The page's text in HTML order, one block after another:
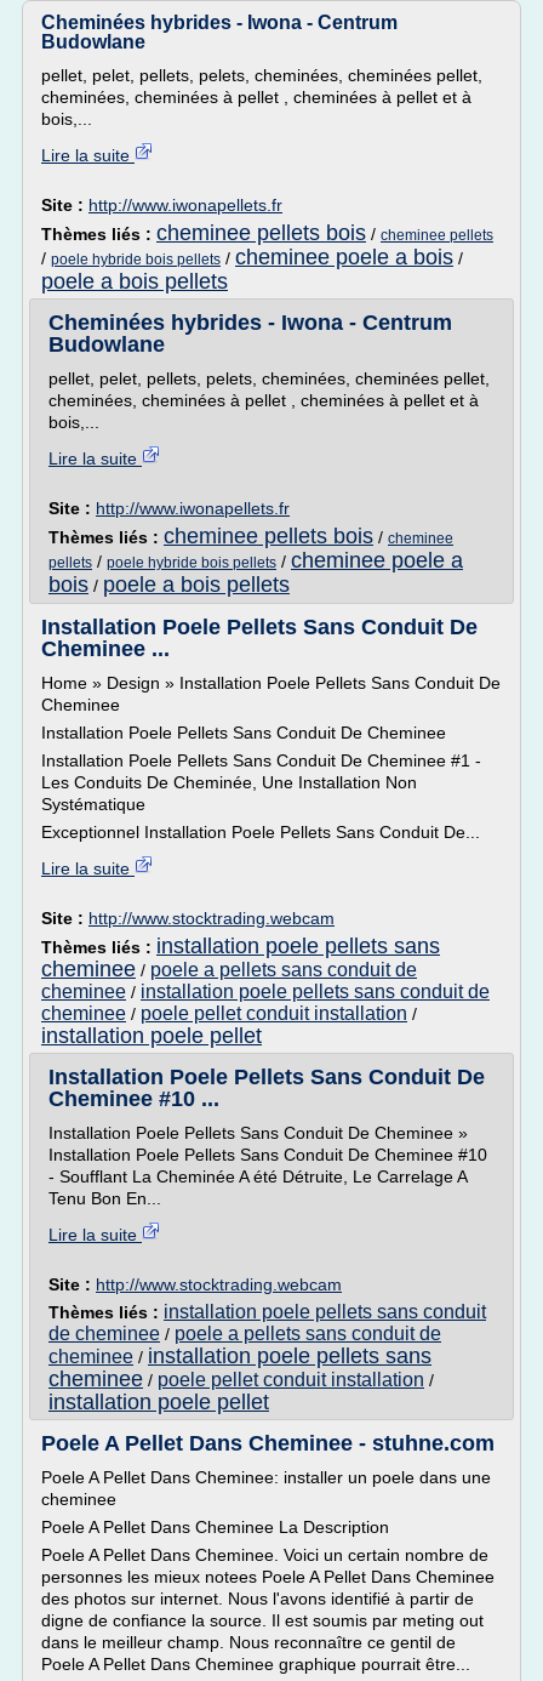
Cheminées hybrides - Iwona - Centrum
Budowlane
pellet, pelet, pellets, pelets, cheminées, cheminées pellet,
cheminées, cheminées à pellet , cheminées à pellet et à
bois,...
Lire la suite
Site : http://www.iwonapellets.fr
Thèmes liés : cheminee pellets bois / cheminee pellets
/ poele hybride bois pellets / cheminee poele a bois /
poele a bois pellets
Cheminées hybrides - Iwona - Centrum
Budowlane
pellet, pelet, pellets, pelets, cheminées, cheminées pellet,
cheminées, cheminées à pellet , cheminées à pellet et à
bois,...
Lire la suite
Site : http://www.iwonapellets.fr
Thèmes liés : cheminee pellets bois / cheminee
pellets / poele hybride bois pellets / cheminee poele a
bois / poele a bois pellets
Installation Poele Pellets Sans Conduit De
Cheminee ...
Home » Design » Installation Poele Pellets Sans Conduit De
Cheminee
Installation Poele Pellets Sans Conduit De Cheminee
Installation Poele Pellets Sans Conduit De Cheminee #1 -
Les Conduits De Cheminée, Une Installation Non
Systématique
Exceptionnel Installation Poele Pellets Sans Conduit De...
Lire la suite
Site : http://www.stocktrading.webcam
Thèmes liés : installation poele pellets sans
cheminee / poele a pellets sans conduit de
cheminee / installation poele pellets sans conduit de
cheminee / poele pellet conduit installation /
installation poele pellet
Installation Poele Pellets Sans Conduit De
Cheminee #10 ...
Installation Poele Pellets Sans Conduit De Cheminee »
Installation Poele Pellets Sans Conduit De Cheminee #10
- Soufflant La Cheminée A été Détruite, Le Carrelage A
Tenu Bon En...
Lire la suite
Site : http://www.stocktrading.webcam
Thèmes liés : installation poele pellets sans conduit
de cheminee / poele a pellets sans conduit de
cheminee / installation poele pellets sans
cheminee / poele pellet conduit installation /
installation poele pellet
Poele A Pellet Dans Cheminee - stuhne.com
Poele A Pellet Dans Cheminee: installer un poele dans une
cheminee
Poele A Pellet Dans Cheminee La Description
Poele A Pellet Dans Cheminee. Voici un certain nombre de
personnes les mieux notees Poele A Pellet Dans Cheminee
des photos sur internet. Nous l'avons identifié à partir de
digne de confiance la source. Il est soumis par meting out
dans le meilleur champ. Nous reconnaître ce gentil de
Poele A Pellet Dans Cheminee graphique pourrait être...